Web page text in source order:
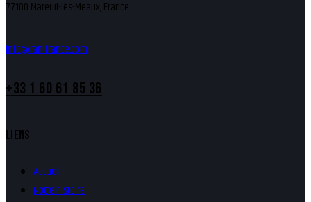
77100 Mareuil-lès-Meaux, France
info@ranifrance.com
+33 1 60 61 85 36
LIENS
Accueil
Notre histoire